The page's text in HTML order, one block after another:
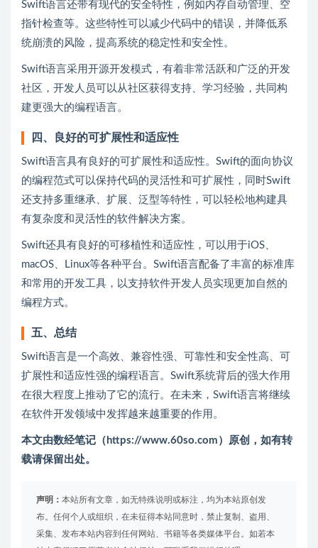
Swift语言还带有现代的安全特性，例如内存自动管理、空
指针检查等。这些特性可以减少代码中的错误，并降低系
统崩溃的风险，提高系统的稳定性和安全性。
Swift语言采用开源开发模式，有着非常活跃和广泛的开发
社区，开发人员可以从社区获得支持、学习经验，共同构
建更强大的编程语言。
四、良好的可扩展性和适应性
Swift语言具有良好的可扩展性和适应性。Swift的面向协议
的编程范式可以保持代码的灵活性和可扩展性，同时Swift
还支持多重继承、扩展、泛型等特性，可以轻松地构建具
有复杂度和灵活性的软件解决方案。
Swift还具有良好的可移植性和适应性，可以用于iOS、
macOS、Linux等各种平台。Swift语言配备了丰富的标准库
和常用的开发工具，以支持软件开发人员实现更加自然的
编程方式。
五、总结
Swift语言是一个高效、兼容性强、可靠性和安全性高、可
扩展性和适应性强的编程语言。Swift系统背后的强大作用
在很大程度上推动了它的流行。在未来，Swift语言将继续
在软件开发领域中发挥越来越重要的作用。
本文由数经笔记（ https://www.60so.com ）原创，如有转
载请保留出处。
声明： 本站所有文章，如无特殊说明或标注，均为本站原创发
布。任何个人或组织，在未征得本站同意时，禁止复制、盗用、
采集、发布本站内容到任何网站、书籍等各类媒体平台。如若本